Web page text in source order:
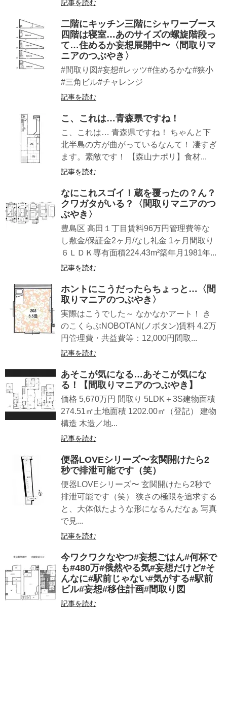
記事を読む
二階にキッチン三階にシャワーブース
四階は寝室…あのサイズの螺旋階段っ
て…住めるか妄想展開中〜〈間取りマ
ニアのつぶやき〉
#間取り図#妄想#レッツ#住めるかな#狭小
#三角ビル#チャレンジ
記事を読む
こ、これは…青森県ですね！
こ、これは… 青森県ですね！ ちゃんと下
北半島の方が曲がっているなんて！ 凄すぎ
ます。素敵です！ 【森山ナポリ】食材...
記事を読む
なにこれスゴイ！蔵を覆ったの？ん？
クワガタがいる？〈間取りマニアのつ
ぶやき〉
豊島区 高田１丁目賃料96万円管理費等な
し敷金/保証金2ヶ月/なし礼金 1ヶ月間取り
６ＬＤＫ専有面積224.43m²築年月1981年...
記事を読む
ホントにこうだったらちょっと…〈間
取りマニアのつぶやき〉
実際はこうでした～ なかなかアート！ き
のこくらぶNOBOTAN(ノボタン)賃料 4.2万
円管理費・共益費等：12,000円間取...
記事を読む
あそこが気になる…あそこが気にな
る！【間取りマニアのつぶやき】
価格 5,670万円 間取り 5LDK＋3S建物面積
274.51㎡土地面積 1202.00㎡（登記） 建物
構造 木造／地...
記事を読む
便器LOVEシリーズ〜玄関開けたら2
秒で排泄可能です（笑）
便器LOVEシリーズ〜 玄関開けたら2秒で
排泄可能です（笑） 狭さの極限を追求する
と、大体似たような形になるんだなぁ 写真
で見...
記事を読む
今ワクワクなやつ#妄想ごはん#何杯で
も#480万#俄然やる気#妄想だけど#そ
んなに#駅前じゃない#気がする#駅前
ビル#妄想#移住計画#間取り図
記事を読む